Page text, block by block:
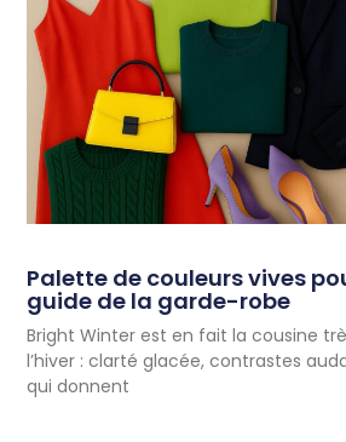
Palette de couleurs vives
guide de la garde-robe
Bright Winter est en fait la cousine
l’hiver : clarté glacée, contrastes
qui donnent